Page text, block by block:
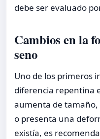
debe ser evaluado
Cambios en la
seno
Uno de los primeros
diferencia repentina
aumenta de
o presenta una
existía, es